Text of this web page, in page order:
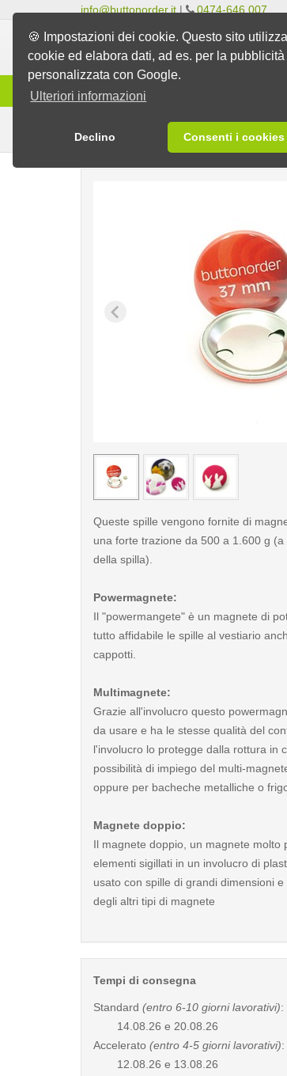
🍪 Impostazioni dei cookie. Questo sito utilizza
cookie ed elabora dati, ad es. per la pubblicità
personalizzata con Google.
Ulteriori informazioni
Declino Consenti i cookies
info@buttonorder.it | 0474-646 007
Gamma
Spille Spille magnetiche per i
< /picture>
Queste spille vengono fornite di
una forte trazione da 500 a 1.600 g
della spilla).
Powermagnete:
Il "powermangete" è un magnete di
tutto affidabile le spille al vestiario
cappotti.
Multimagnete:
Grazie all'involucro questo
da usare e ha le stesse qualità del
l'involucro lo protegge dalla rottura in
possibilità di impiego del multi-
oppure per bacheche metalliche o
Magnete doppio:
Il magnete doppio, un magnete molto
elementi sigillati in un involucro di
usato con spille di grandi dimensioni
degli altri tipi di magnete
Tempi di consegna
Standard (entro 6-10 giorni lavorativi):
14.08.26 e 20.08.26
Accelerato (entro 4-5 giorni lavorativi):
12.08.26 e 13.08.26